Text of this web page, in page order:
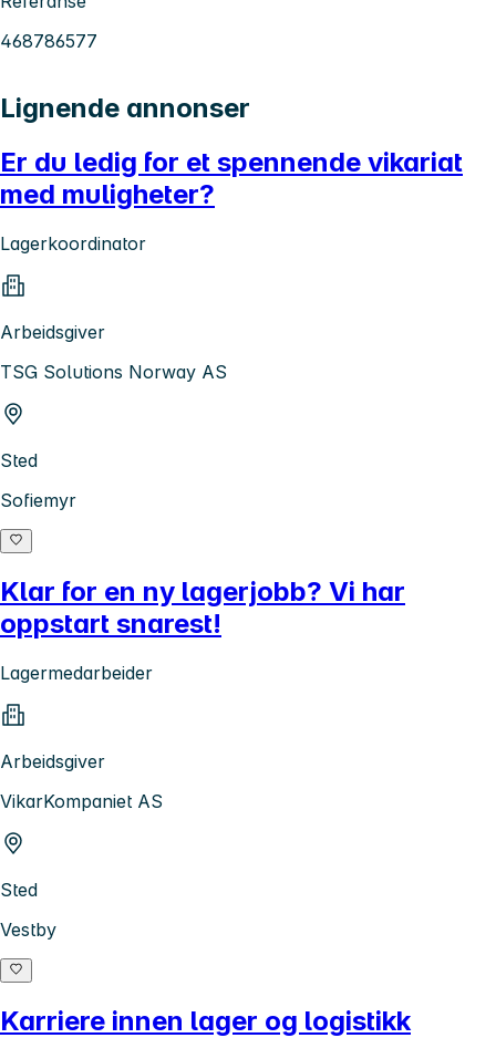
468786577
Lignende annonser
Er du ledig for et spennende vikariat
med muligheter?
Lagerkoordinator
Arbeidsgiver
TSG Solutions Norway AS
Sted
Sofiemyr
Klar for en ny lagerjobb? Vi har
oppstart snarest!
Lagermedarbeider
Arbeidsgiver
VikarKompaniet AS
Sted
Vestby
Karriere innen lager og logistikk